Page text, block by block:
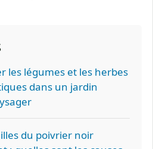
les légumes et les herbes
dans un jardin
du poivrier noir